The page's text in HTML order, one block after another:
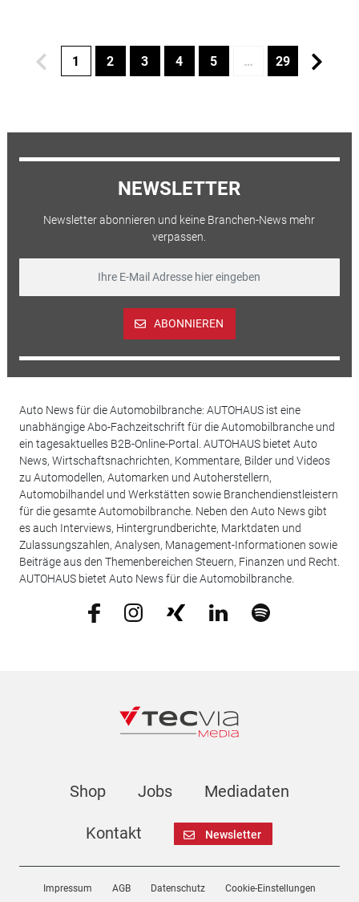
1 2 3 4 5 … 29
NEWSLETTER
Newsletter abonnieren und keine Branchen-News mehr
verpassen.
ABONNIEREN
Auto News für die Automobilbranche: AUTOHAUS ist eine
unabhängige Abo-Fachzeitschrift für die Automobilbranche und
ein tagesaktuelles B2B-Online-Portal. AUTOHAUS bietet Auto
News, Wirtschaftsnachrichten, Kommentare, Bilder und Videos
zu Automodellen, Automarken und Autoherstellern,
Automobilhandel und Werkstätten sowie Branchendienstleistern
für die gesamte Automobilbranche. Neben den Auto News gibt
es auch Interviews, Hintergrundberichte, Marktdaten und
Zulassungszahlen, Analysen, Management-Informationen sowie
Beiträge aus den Themenbereichen Steuern, Finanzen und Recht.
AUTOHAUS bietet Auto News für die Automobilbranche.
Shop Jobs Mediadaten
Kontakt Newsletter
Impressum AGB Datenschutz Cookie-Einstellungen